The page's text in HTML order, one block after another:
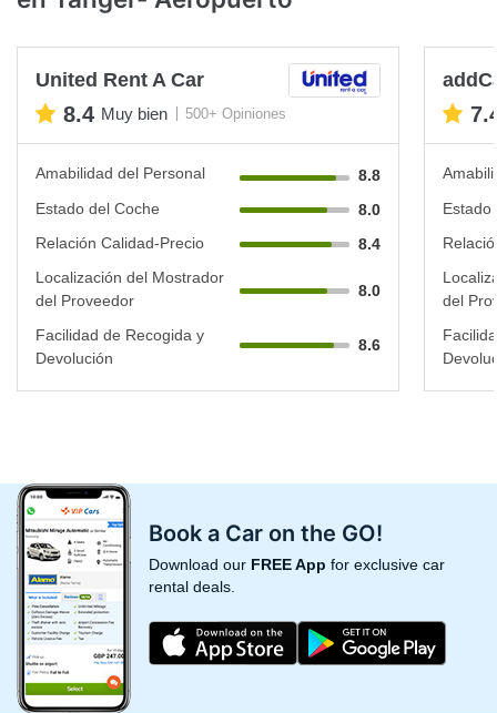
United Rent A Car
8.4 Muy bien 500+ Opiniones
Amabilidad del Personal
8.8
Estado del Coche
8.0
Relación Calidad-Precio
8.4
Localización del Mostrador
del Proveedor
8.0
Facilidad de Recogida y
Devolución
8.6
Estado
del
Book a Car on the GO!
Download our FREE App for exclusive car
rental deals.